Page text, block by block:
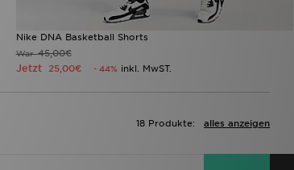
Nike DNA Basketball Shorts
War45,00€
Jetzt 25,00€ - 44% inkl. MwST.
alles anzeigen
18 Produkte: